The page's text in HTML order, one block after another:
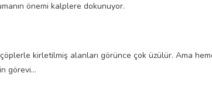
önemi kalplere dokunuyor.
kirletilmiş alanları görünce çok üzülür. Ama
görevi…